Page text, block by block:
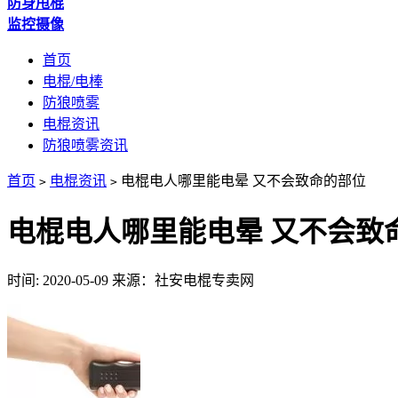
监控摄像
首页
电棍/电棒
防狼喷雾
电棍资讯
防狼喷雾资讯
首页 > 电棍资讯 > 电棍电人哪里能电晕 又不会致命的部位
电棍电人哪里能电晕 又不会致
时间: 2020-05-09 来源：社安电棍专卖网